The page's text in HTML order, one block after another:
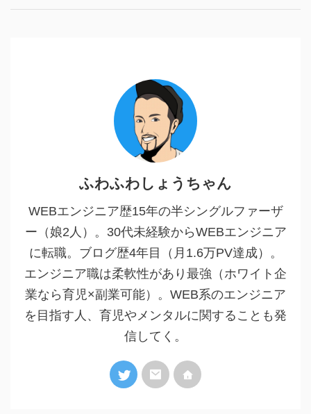
ふわふわしょうちゃん
WEBエンジニア歴15年の半シングルファーザ
ー（娘2人）。30代未経験からWEBエンジニア
に転職。ブログ歴4年目（月1.6万PV達成）。
エンジニア職は柔軟性があり最強（ホワイト企
業なら育児×副業可能）。WEB系のエンジニア
を目指す人、育児やメンタルに関することも発
信してく。